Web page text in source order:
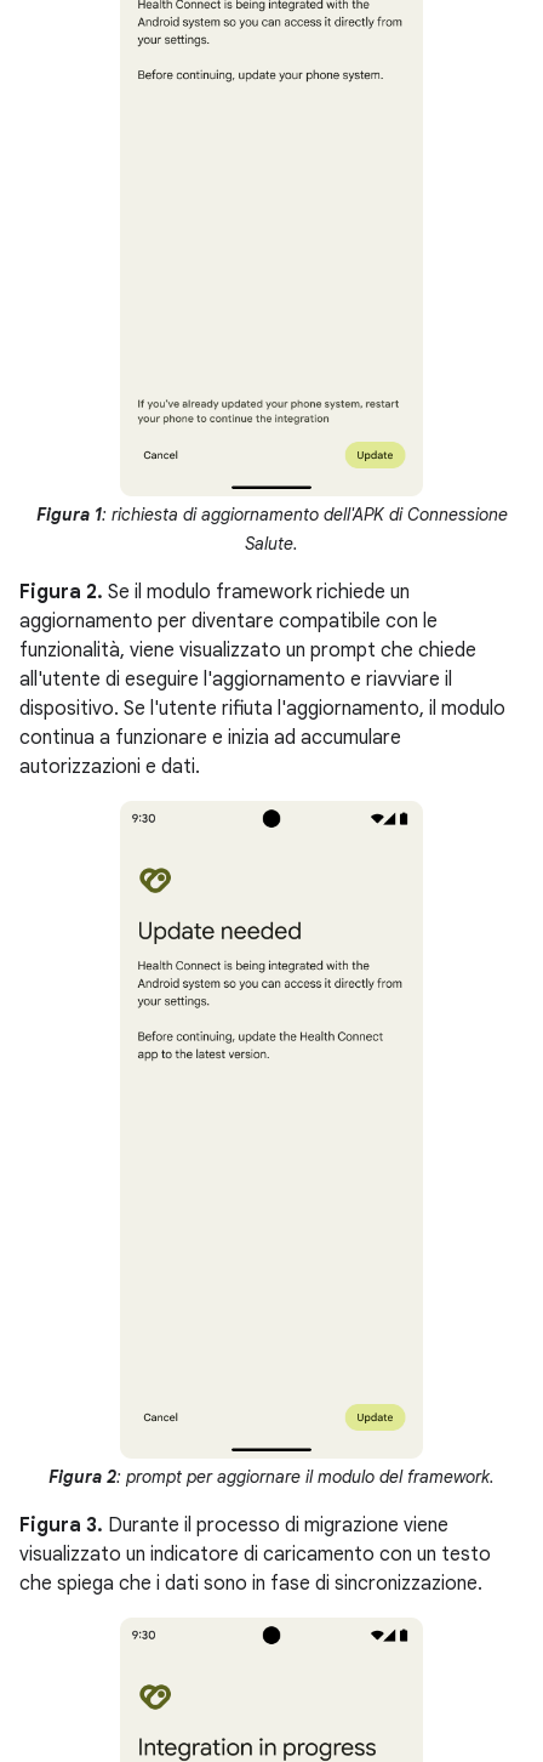
Figura 1: richiesta di aggiornamento dell'APK di Connessione
Salute.
Figura 2. Se il modulo framework richiede un
aggiornamento per diventare compatibile con le
funzionalità, viene visualizzato un prompt che chiede
all'utente di eseguire l'aggiornamento e riavviare il
dispositivo. Se l'utente rifiuta l'aggiornamento, il modulo
continua a funzionare e inizia ad accumulare
autorizzazioni e dati.
Figura 2: prompt per aggiornare il modulo del framework.
Figura 3. Durante il processo di migrazione viene
visualizzato un indicatore di caricamento con un testo
che spiega che i dati sono in fase di sincronizzazione.